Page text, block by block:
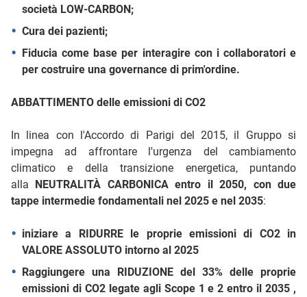
società LOW-CARBON;
Cura dei pazienti;
Fiducia come base per interagire con i collaboratori e
per costruire una governance di prim'ordine.
ABBATTIMENTO delle emissioni di CO2
In linea con l'Accordo di Parigi del 2015, il Gruppo si
impegna ad affrontare l'urgenza del cambiamento
climatico e della transizione energetica, puntando
alla NEUTRALITÀ CARBONICA entro il 2050, con due
tappe intermedie fondamentali nel 2025 e nel 2035:
iniziare a RIDURRE le proprie emissioni di CO2 in
VALORE ASSOLUTO intorno al 2025
Raggiungere una RIDUZIONE del 33% delle proprie
emissioni di CO2 legate agli Scope 1 e 2 entro il 2035 ,